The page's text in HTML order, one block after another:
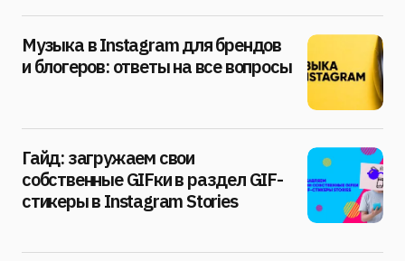
Музыка в Instagram для брендов
и блогеров: ответы на все вопросы
Гайд: загружаем свои
собственные GIFки в раздел GIF-
стикеры в Instagram Stories